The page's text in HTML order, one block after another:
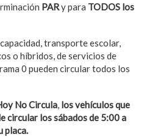
PARy para TODOS los
transporte escolar,
o híbridos, de servicios de
0 pueden circular todos los
No Circula, los vehículos que
circular los sábados de 5:00 a
placa.